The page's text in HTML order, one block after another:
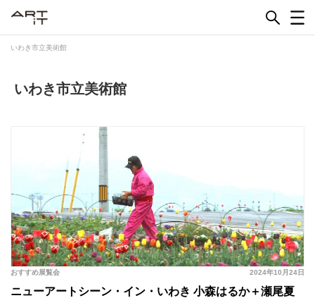
いわき市立美術館
いわき市立美術館
2024年10月24日
おすすめ展覧会
ニューアートシーン・イン・いわき 小森はるか＋瀬尾夏